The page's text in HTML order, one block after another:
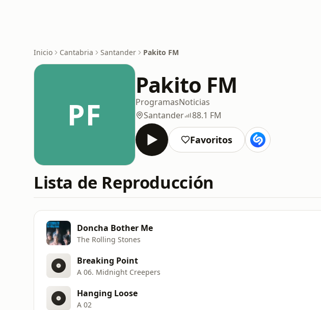
Inicio Cantabria Santander Pakito FM
PF
Pakito FM
ProgramasNoticias
Santander
88.1 FM
Favoritos
Lista de Reproducción
Doncha Bother Me
The Rolling Stones
Breaking Point
A 06. Midnight Creepers
Hanging Loose
A 02